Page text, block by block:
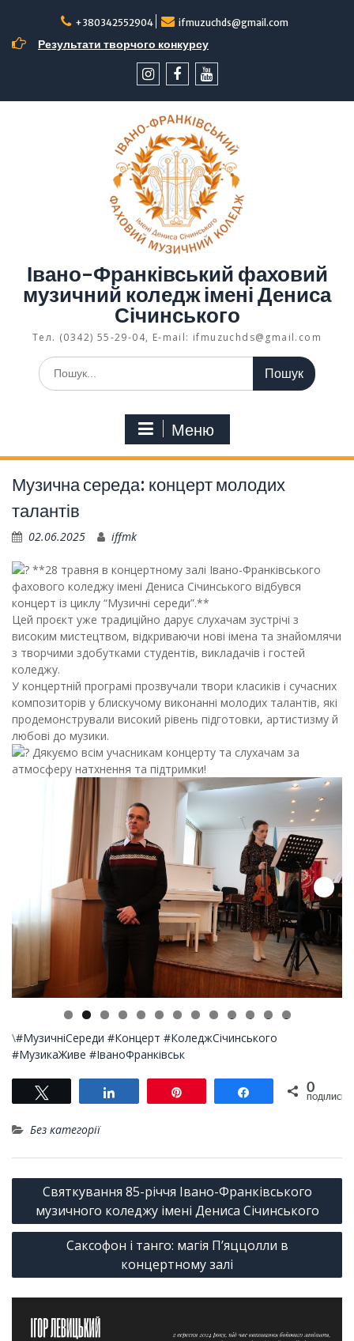
вмісту
+380342552904 ifmuzuchds@gmail.com
Результати творчого конкурсу
Івано-Франківський фаховий
музичний коледж імені Дениса
Січинського
Тел. (0342) 55-29-04, E-mail: ifmuzuchds@gmail.com
Шукати:
Меню
Музична середа: концерт молодих
талантів
02.06.2025 iffmk
**28 травня в концертному залі Івано-Франківського
фахового коледжу імені Дениса Січинського відбувся
концерт із циклу “Музичні середи”.**
Цей проєкт уже традиційно дарує слухачам зустрічі з
високим мистецтвом, відкриваючи нові імена та знайомлячи
з творчими здобутками студентів, викладачів і гостей
коледжу.
У концертній програмі прозвучали твори класиків і сучасних
композиторів у блискучому виконанні молодих талантів, які
продемонстрували високий рівень підготовки, артистизму й
любові до музики.
Дякуємо всім учасникам концерту та слухачам за
атмосферу натхнення та підтримки!
0 1 2 3
\#МузичніСереди #Концерт #КоледжСічинського
#МузикаЖиве #ІваноФранківськ
Поділитися Поділитися
0
ПОДІЛИСЬ
Без категорії
Навігація
записів
Святкування 85-річчя Івано-Франківського
музичного коледжу імені Дениса Січинського
Саксофон і танго: магія П’яццолли в
концертному залі